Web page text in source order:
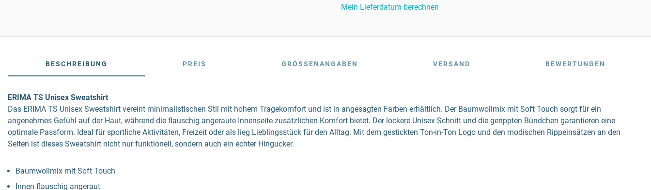
Mein Lieferdatum berechnen
BESCHREIBUNG PREIS GRÖSSENANGABEN VERSAND BEWERTUNGEN
ERIMA TS Unisex Sweatshirt
Das ERIMA TS Unisex Sweatshirt vereint minimalistischen Stil mit hohem Tragekomfort und ist in angesagten Farben erhältlich. Der Baumwollmix mit Soft Touch sorgt für ein
angenehmes Gefühl auf der Haut, während die flauschig angeraute Innenseite zusätzlichen Komfort bietet. Der lockere Unisex Schnitt und die gerippten Bündchen garantieren eine
optimale Passform. Ideal für sportliche Aktivitäten, Freizeit oder als lieg Lieblingsstück für den Alltag. Mit dem gestickten Ton-in-Ton Logo und den modischen Rippeinsätzen an den
Seiten ist dieses Sweatshirt nicht nur funktionell, sondern auch ein echter Hingucker.
Baumwollmix mit Soft Touch
Innen flauschig angeraut